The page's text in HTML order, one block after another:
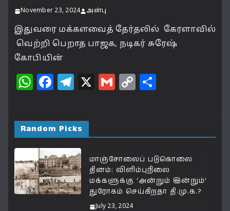
November 23, 2024 அன்பு
இதுவரை மக்களவைத் தேர்தலில் கேரளாவில்
வெற்றி பெறாத பாஜக, நடிகர் சுரேஷ்
கோபியின்
W
s
A
p
p
F
e
b
o
o
k
T
g
ra
m
X
G
l
C
y
n
k
r
Random Picks
மாஞ்சோலைப் படுகொலை
தினம்: விளிம்புநிலை
மக்களுக்கு ‘அன்றும் இன்றும்’
துரோகம் செய்கிறதா தி.மு.க.?
July 23, 2024